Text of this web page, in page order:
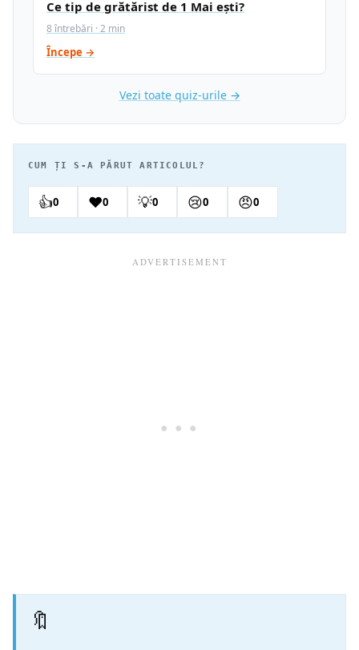
Ce tip de grătărist de 1 Mai ești?
8 întrebări · 2 min
Începe →
Vezi toate quiz-urile →
CUM ȚI S-A PĂRUT ARTICOLUL?
👍0 ❤️0 💡0 😢0 😠0
🔖